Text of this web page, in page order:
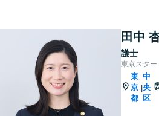
田中
護士
東京スタ
東
京
都
|
中
央
区